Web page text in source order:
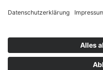
Außenanlagen
Spiel- & Sportstätten